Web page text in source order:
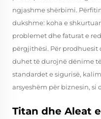
ngjashme shërbimi.
dukshme: koha e
problemet dhe faturat e
përgjithësi. Për
duhet të durojnë dënime
standardet e sigurisë,
arsyeshëm për biznesin, si
Titan dhe Aleat